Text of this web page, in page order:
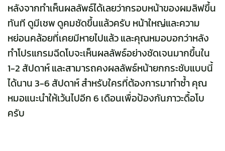
หลังจากทำเห็นผลลัพธ์ได้เลยว่ากรอบหน้าของผมลิฟขึ้น
ทันที ดูมีเชพ ดูคมชัดขึ้นแล้วครับ หน้าใหญ่และความ
หย่อนคล้อยที่เคยมีหายไปแล้ว และคุณหมอบอกว่าหลัง
ทำโปรแกรมฉีดโบจะเห็นผลลัพธ์อย่างชัดเจนมากขึ้นใน
1-2 สัปดาห์ และสามารถคงผลลัพธ์หน้ายกกระชับแบบนี้
ได้นาน 3-6 สัปดาห์ สำหรับใครที่ต้องการมาทำซ้ำ คุณ
หมอแนะนำให้เว้นไปอีก 6 เดือนเพื่อป้องกันภาวะดื้อโบ
ครับ